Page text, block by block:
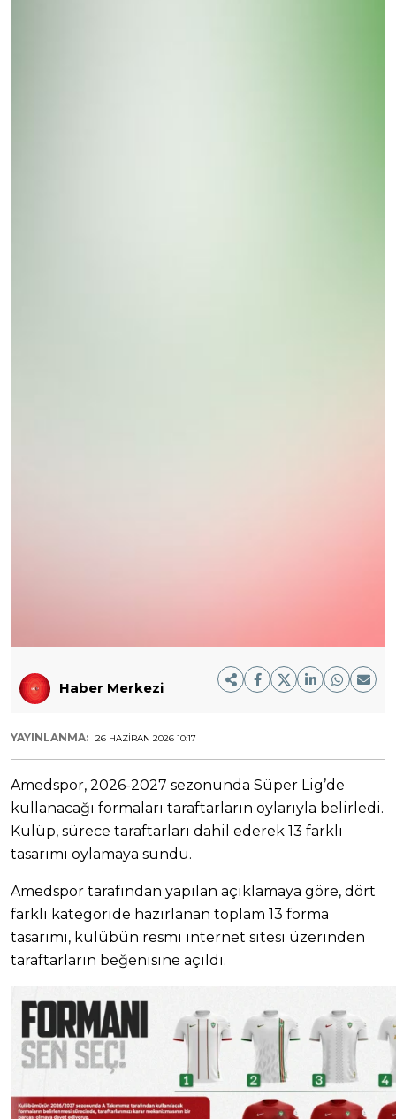
Haber Merkezi
YAYINLANMA: 26 HAZIRAN 2026 10:17
Amedspor, 2026-2027 sezonunda Süper Lig’de
kullanacağı formaları taraftarların oylarıyla belirledi.
Kulüp, sürece taraftarları dahil ederek 13 farklı
tasarımı oylamaya sundu.
Amedspor tarafından yapılan açıklamaya göre, dört
farklı kategoride hazırlanan toplam 13 forma
tasarımı, kulübün resmi internet sitesi üzerinden
taraftarların beğenisine açıldı.